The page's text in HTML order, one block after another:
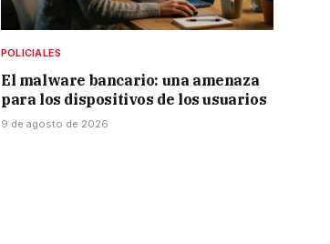
POLICIALES
El malware bancario: una amenaza
para los dispositivos de los usuarios
9 de agosto de 2026